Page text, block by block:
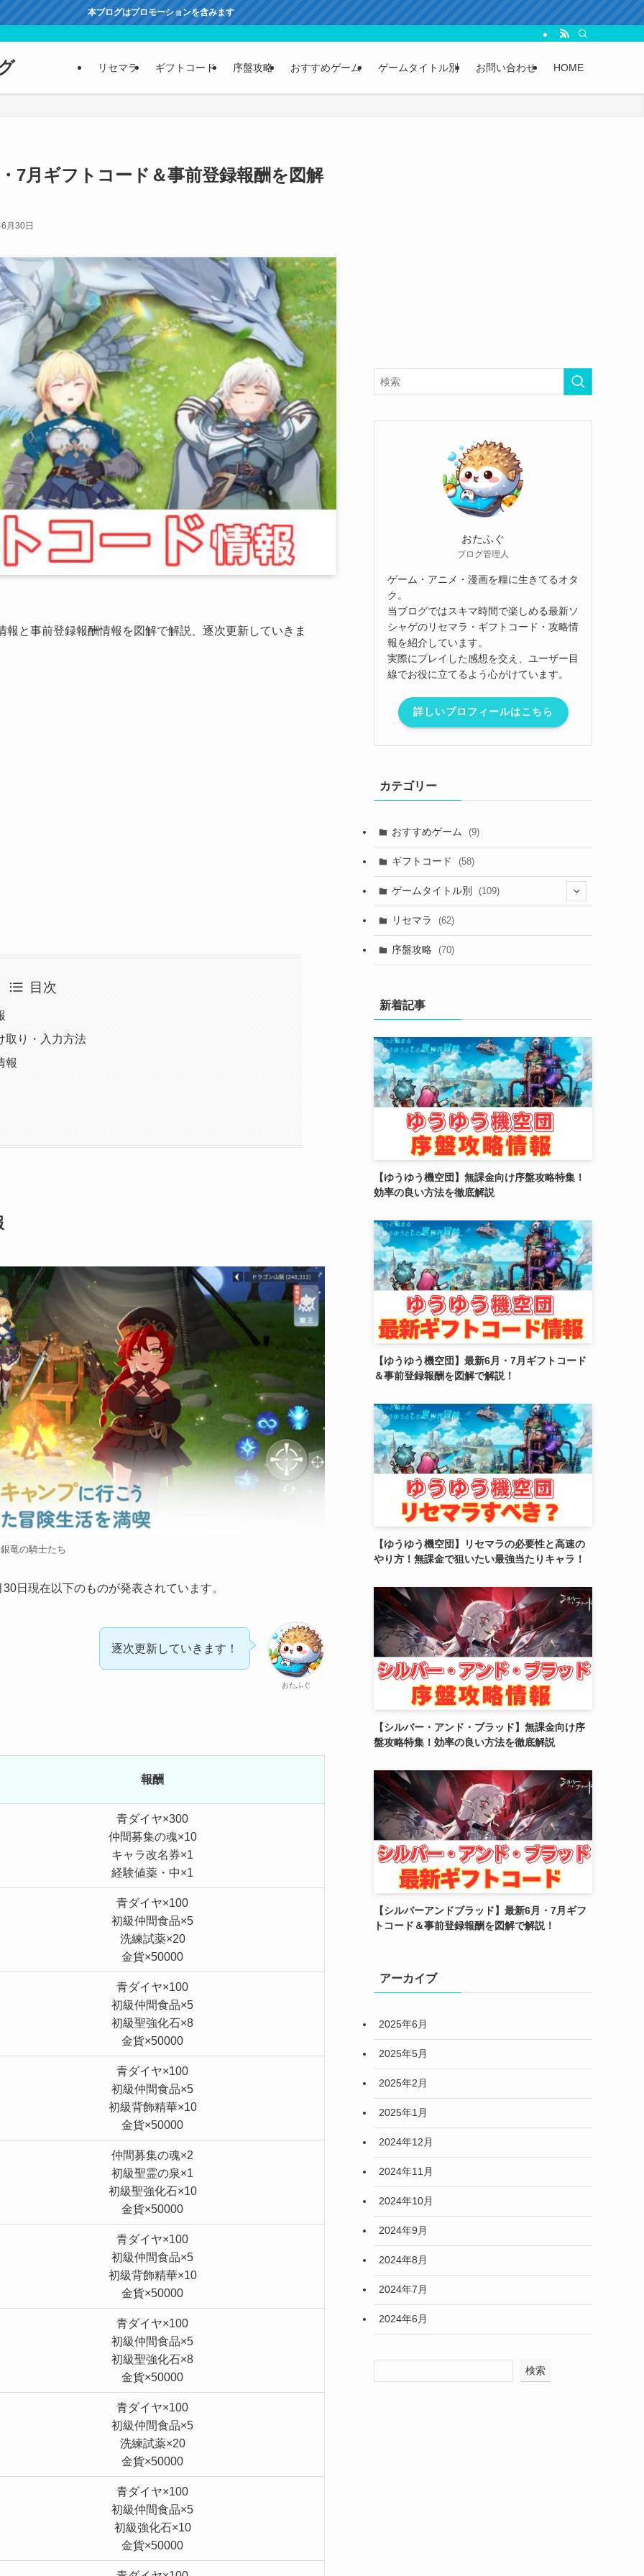
本ブログはプロモーションを含みます
リセマラ ギフトコード 序盤攻略 おすすめゲーム ゲームタイトル別 お問い合わせ HOME
7月ギフトコード＆事前登録報酬を図解
月30日
と事前登録報酬情報を図解で解説、逐次更新していきま
目次
取り・入力方法
報
銀竜の騎士たち
日現在以下のものが発表されています。
おたふぐ
逐次更新していきます！
報酬
青ダイヤ×300
仲間募集の魂×10
キャラ改名券×1
経験値薬・中×1
青ダイヤ×100
初級仲間食品×5
洗練試薬×20
金貨×50000
青ダイヤ×100
初級仲間食品×5
初級聖強化石×8
金貨×50000
青ダイヤ×100
初級仲間食品×5
初級背飾精華×10
金貨×50000
仲間募集の魂×2
初級聖霊の泉×1
初級聖強化石×10
金貨×50000
青ダイヤ×100
初級仲間食品×5
初級背飾精華×10
金貨×50000
青ダイヤ×100
初級仲間食品×5
初級聖強化石×8
金貨×50000
青ダイヤ×100
初級仲間食品×5
洗練試薬×20
金貨×50000
青ダイヤ×100
初級仲間食品×5
初級強化石×10
金貨×50000
おたふぐ
ブログ管理人
ゲーム・アニメ・漫画を糧に生きてるオタ
ク。
当ブログではスキマ時間で楽しめる最新ソ
シャゲのリセマラ・ギフトコード・攻略情
報を紹介しています。
実際にプレイした感想を交え、ユーザー目
線でお役に立てるよう心がけています。
詳しいプロフィールはこちら
カテゴリー
おすすめゲーム (9)
ギフトコード (58)
ゲームタイトル別 (109)
(2)
(2)
(3)
(4)
(4)
(2)
(1)
(4)
(6)
(3)
(2)
(4)
(5)
(4)
(6)
(5)
(4)
(4)
(2)
(6)
(3)
(2)
(10)
(5)
リセマラ (62)
序盤攻略 (70)
新着記事
【ゆうゆう機空団】無課金向け序盤攻略特集！
効率の良い方法を徹底解説
【ゆうゆう機空団】最新6月・7月ギフトコード
＆事前登録報酬を図解で解説！
【ゆうゆう機空団】リセマラの必要性と高速の
やり方！無課金で狙いたい最強当たりキャラ！
【シルバー・アンド・ブラッド】無課金向け序
盤攻略特集！効率の良い方法を徹底解説
【シルバーアンドブラッド】最新6月・7月ギフ
トコード＆事前登録報酬を図解で解説！
アーカイブ
2025年6月
2025年5月
2025年2月
2025年1月
2024年12月
2024年11月
2024年10月
2024年9月
2024年8月
2024年7月
2024年6月
検索